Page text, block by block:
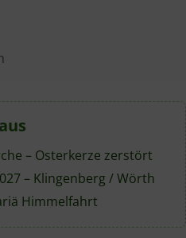
– Osterkerze zerstört
– Klingenberg / Wörth
Himmelfahrt